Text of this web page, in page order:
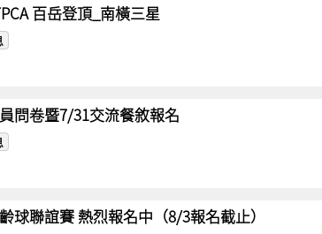
百岳登頂_南橫三星
問卷暨7/31交流餐敘報名
球聯誼賽 熱烈報名中（8/3報名截止）